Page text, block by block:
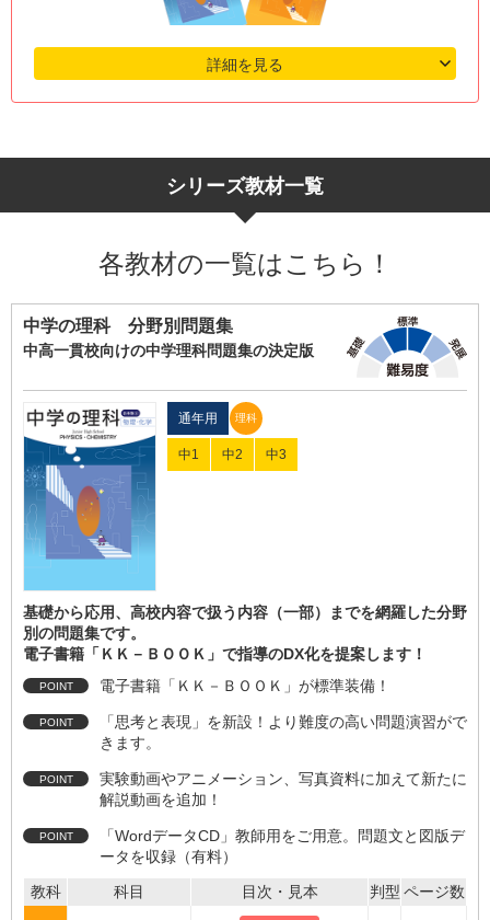
詳細を見る
シリーズ教材一覧
各教材の一覧はこちら！
中学の理科 分野別問題集
中高一貫校向けの中学理科問題集の決定版
通年用 理科
中1 中2 中3
基礎から応用、高校内容で扱う内容（一部）までを網羅した分野
別の問題集です。
電子書籍「ＫＫ－ＢＯＯＫ」で指導のDX化を提案します！
電子書籍「ＫＫ－ＢＯＯＫ」が標準装備！
「思考と表現」を新設！より難度の高い問題演習がで
きます。
実験動画やアニメーション、写真資料に加えて新たに
解説動画を追加！
「WordデータCD」教師用をご用意。問題文と図版デ
ータを収録（有料）
教科
科目 目次・見本 判型 ページ数